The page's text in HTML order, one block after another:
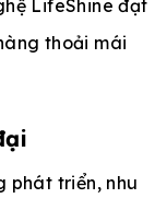
LifeShine đạt
thoải mái
phát triển, nhu